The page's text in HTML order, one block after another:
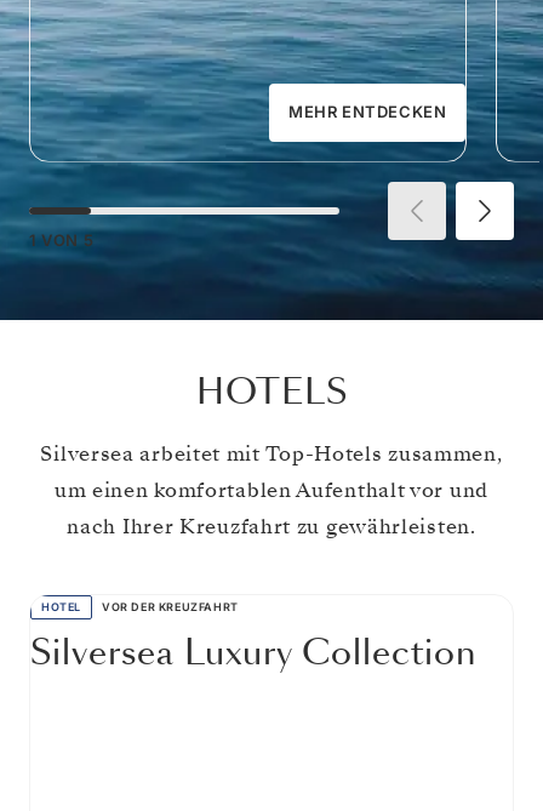
MEHR ENTDECKEN
1 VON 5
HOTELS
Silversea arbeitet mit Top-Hotels zusammen,
um einen komfortablen Aufenthalt vor und
nach Ihrer Kreuzfahrt zu gewährleisten.
HOTEL VOR DER KREUZFAHRT
Silversea Luxury Collection